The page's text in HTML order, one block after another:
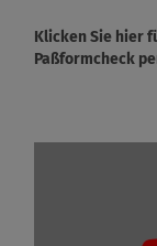
Klicken Sie hier
Paßformcheck